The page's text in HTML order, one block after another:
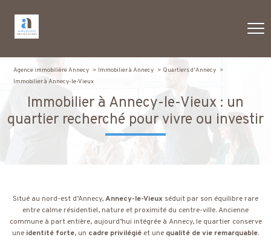
Agence immobilière Annecy Immobilier à Annecy
Quartiers d'Annecy
Immobilier à Annecy-le-Vieux
Immobilier à Annecy-le-Vieux : un
quartier recherché pour vivre ou investir
Situé au nord-est d’Annecy,Annecy-le-Vieux séduit par son équilibre rare
entre calme résidentiel, nature et proximité du centre-ville. Ancienne
commune à part entière, aujourd’hui intégrée à Annecy, le quartier conserve
une identité forte, un cadre privilégié et une qualité de vie remarquable.